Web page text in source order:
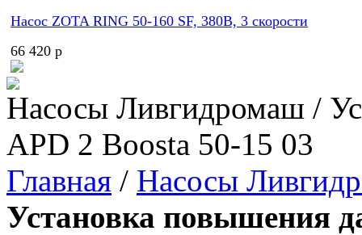
Насос ZOTA RING 50-160 SF, 380В, 3 скорости
66 420 p
Насосы Ливгидромаш /
APD 2 Boosta 50-15 03
Главная / Насосы
Установка повышения